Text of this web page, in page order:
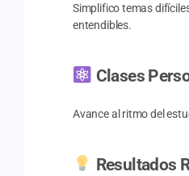
Simplifico temas
entendibles.
Clases
Avance al ritmo del
Resultados